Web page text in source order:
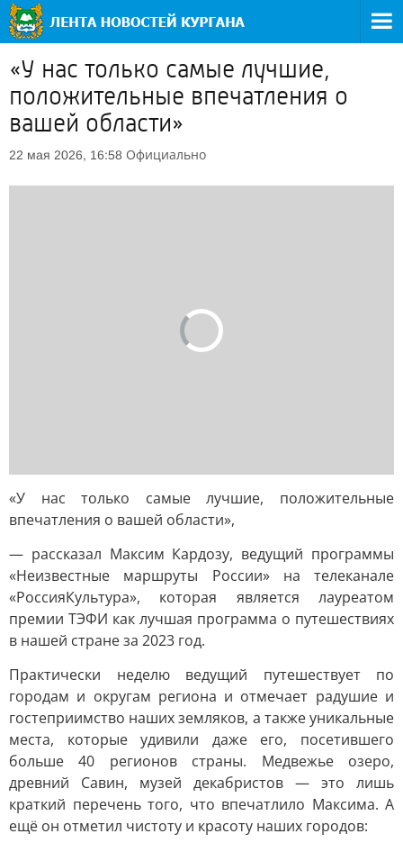
«У нас только самые лучшие,
положительные впечатления о
вашей области»
22 мая 2026, 16:58 Официально
«У нас только самые лучшие, положительные
впечатления о вашей области»,
— рассказал Максим Кардозу, ведущий программы
«Неизвестные маршруты России» на телеканале
«РоссияКультура», которая является лауреатом
премии ТЭФИ как лучшая программа о путешествиях
в нашей стране за 2023 год.
Практически неделю ведущий путешествует по
городам и округам региона и отмечает радушие и
гостеприимство наших земляков, а также уникальные
места, которые удивили даже его, посетившего
больше 40 регионов страны. Медвежье озеро,
древний Савин, музей декабристов — это лишь
краткий перечень того, что впечатлило Максима. А
ещё он отметил чистоту и красоту наших городов: